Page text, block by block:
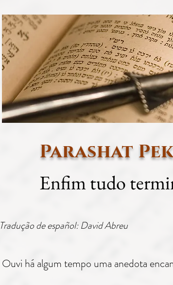
Parashat
Enfim tudo
Tradução de español: David Abreu
Ouvi há algum tempo uma anedota